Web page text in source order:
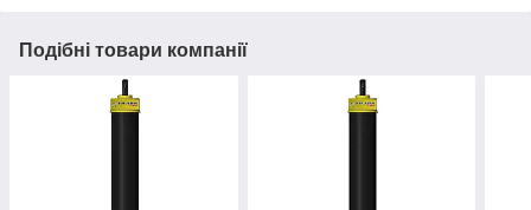
Подібні товари компанії